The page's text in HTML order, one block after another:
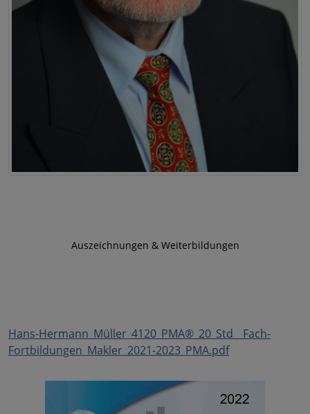
Auszeichnungen & Weiterbildungen
Hans-Hermann_Müller_4120_PMA®_20_Std__Fach-
Fortbildungen_Makler_2021-2023_PMA.pdf